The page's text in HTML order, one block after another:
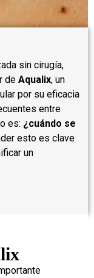
sin cirugía,
de Aqualix, un
por su eficacia
entre
es: ¿cuándo se
esto es clave
un